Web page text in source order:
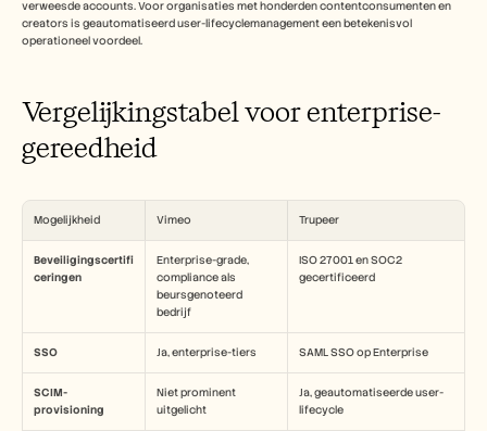
verweesde accounts. Voor organisaties met honderden contentconsumenten en
creators is geautomatiseerd user-lifecyclemanagement een betekenisvol
operationeel voordeel.
Vergelijkingstabel voor enterprise-
gereedheid
Mogelijkheid Vimeo Trupeer
Beveiligingscertifi
ceringen
Enterprise-grade,
compliance als
beursgenoteerd
bedrijf
ISO 27001 en SOC2
gecertificeerd
SSO Ja, enterprise-tiers SAML SSO op Enterprise
SCIM-
provisioning
Niet prominent
uitgelicht
Ja, geautomatiseerde user-
lifecycle